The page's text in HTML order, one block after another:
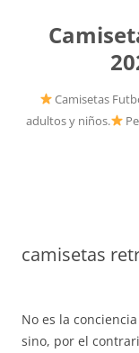
Camisetas
adultos y niños.
camisetas
No es la
sino, por el